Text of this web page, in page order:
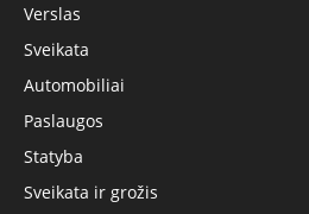
Verslas
Sveikata
Automobiliai
Paslaugos
Statyba
Sveikata ir grožis